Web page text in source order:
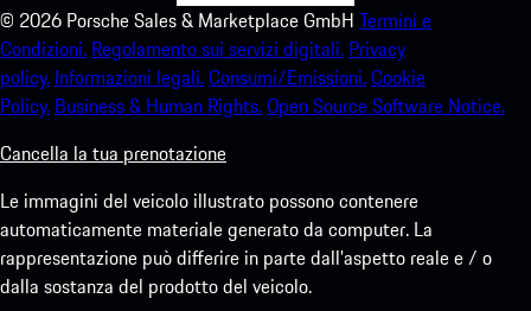
© 2026 Porsche Sales & Marketplace GmbH Termini e
Condizioni. Regolamento sui servizi digitali. Privacy
policy. Informazioni legali.Consumi/Emissioni.Cookie
Policy. Business & Human Rights.Open Source Software Notice.
Cancella la tua prenotazione
Le immagini del veicolo illustrato possono contenere
automaticamente materiale generato da computer. La
rappresentazione può differire in parte dall'aspetto reale e / o
dalla sostanza del prodotto del veicolo.